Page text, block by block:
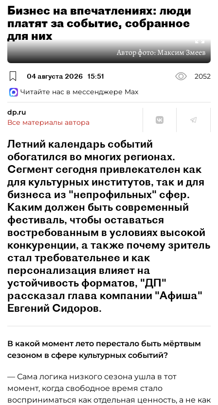
Бизнес на впечатлениях: люди
платят за событие, собранное
для них
Автор фото:Максим Змеев
04 августа 2026 15:51
2052
Читайте нас в мессенджере Max
dp.ru
Все материалы автора
Летний календарь событий
обогатился во многих регионах.
Сегмент сегодня привлекателен как
для культурных институтов, так и для
бизнеса из "непрофильных" сфер.
Каким должен быть современный
фестиваль, чтобы оставаться
востребованным в условиях высокой
конкуренции, а также почему зритель
стал требовательнее и как
персонализация влияет на
устойчивость форматов, "ДП"
рассказал глава компании "Афиша"
Евгений Сидоров.
В какой момент лето перестало быть мёртвым
сезоном в сфере культурных событий?
— Сама логика низкого сезона ушла в тот
момент, когда свободное время стало
восприниматься как отдельная ценность, а не как